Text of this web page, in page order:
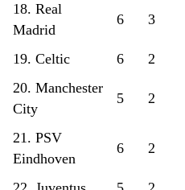
18. Real
Madrid
6 3
19. Celtic 6 2
20. Manchester
City
5 2
21. PSV
Eindhoven
6 2